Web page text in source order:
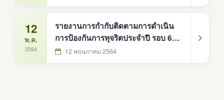
12
พ.ค.
2564
รายงานการกำกับติดตามการดำเนิน
การป้องกันการทุจริตประจำปี รอบ 6
เดือน12 พฤษภาคม 2564